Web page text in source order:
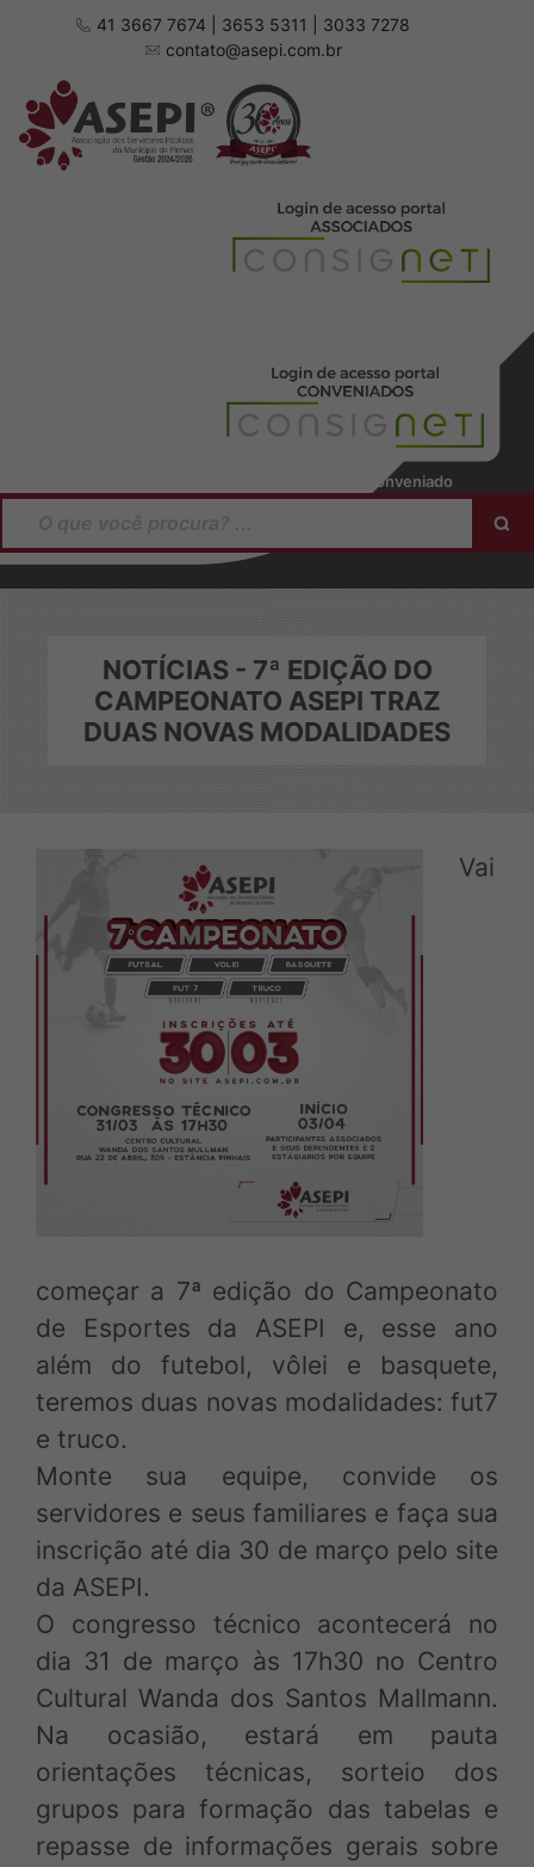
41 3667 7674 | 3653 5311 | 3033 7278
contato@asepi.com.br
Baixar manual Conveniado
Sobre a ASEPI
Diretoria e Conselheiros
Convênios
Login do Conveniado
Baixe o APP e acesse via mobile
NOTÍCIAS - 7ª EDIÇÃO DO
CAMPEONATO ASEPI TRAZ
DUAS NOVAS MODALIDADES
Vai
começar a 7ª edição do Campeonato
de Esportes da ASEPI e, esse ano
além do futebol, vôlei e basquete,
teremos duas novas modalidades: fut7
e truco.
Monte sua equipe, convide os
servidores e seus familiares e faça sua
inscrição até dia 30 de março pelo site
da ASEPI.
O congresso técnico acontecerá no
dia 31 de março às 17h30 no Centro
Cultural Wanda dos Santos Mallmann.
Na ocasião, estará em pauta
orientações técnicas, sorteio dos
grupos para formação das tabelas e
repasse de informações gerais sobre